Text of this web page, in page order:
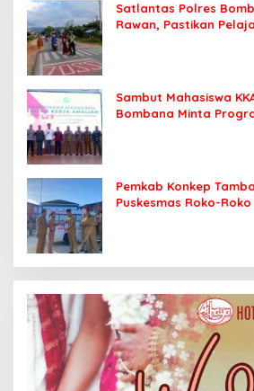
Satlantas Polres
Rawan, Pastikan
Sambut Mahasiswa
Bombana Minta
Pemkab Konkep
Puskesmas Roko-Roko